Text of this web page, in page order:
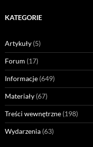
KATEGORIE
Artykuły (5)
Forum (17)
Informacje (649)
Materiały (67)
Treści wewnętrzne (198)
Wydarzenia (63)